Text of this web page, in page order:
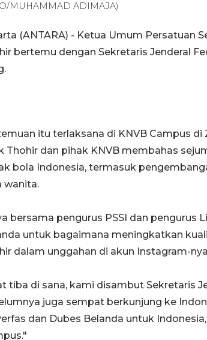
MUHAMMAD ADIMAJA)
(ANTARA) - Ketua Umum Persatuan
bertemu dengan Sekretaris Jenderal
itu terlaksana di KNVB Campus
Thohir dan pihak KNVB membahas
bola Indonesia, termasuk
wanita.
bersama pengurus PSSI dan pengurus
untuk bagaimana meningkatkan
dalam unggahan di akun Instagram-
tiba di sana, kami disambut Sekretaris
juga sempat berkunjung ke
dan Dubes Belanda untuk